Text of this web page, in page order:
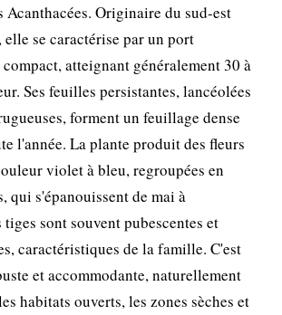
Acanthacées. Originaire du sud-est
elle se caractérise par un port
atteignant généralement 30 à
Ses feuilles persistantes, lancéolées
forment un feuillage dense
l'année. La plante produit des fleurs
violet à bleu, regroupées en
qui s'épanouissent de mai à
tiges sont souvent pubescentes et
caractéristiques de la famille. C'est
et accommodante, naturellement
habitats ouverts, les zones sèches et